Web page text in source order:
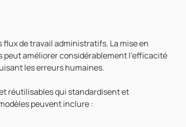
de travail administratifs. La mise en
peut améliorer considérablement l'efficacité
les erreurs humaines.
réutilisables qui standardisent et
peuvent inclure :